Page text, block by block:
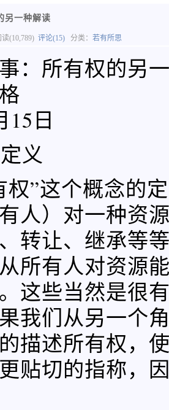
另一种解读
读(10,789) 评论(15) 分类： 若有所思
：所有权的另
15日
义
权”这个概念的
人）对一种资
转让、继承等
所有人对资源
这些当然是很
我们从另一个
描述所有权，
贴切的指称，